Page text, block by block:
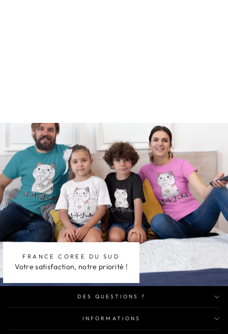
FRANCE COREE DU SUD
Votre satisfaction, notre priorité !
DES QUESTIONS ?
INFORMATIONS